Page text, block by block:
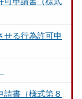
せる行為許可申
請書（様式第８